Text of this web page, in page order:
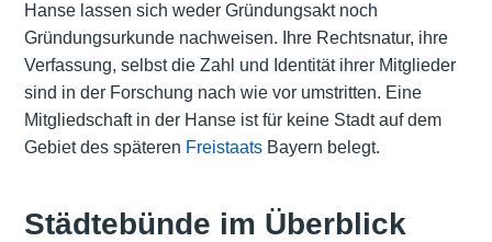
Hanse lassen sich weder Gründungsakt noch
Gründungsurkunde nachweisen. Ihre Rechtsnatur, ihre
Verfassung, selbst die Zahl und Identität ihrer Mitglieder
sind in der Forschung nach wie vor umstritten. Eine
Mitgliedschaft in der Hanse ist für keine Stadt auf dem
Gebiet des späteren FreistaatsBayern belegt.
Städtebünde im Überblick